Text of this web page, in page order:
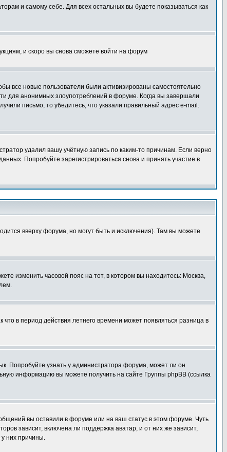
и самому себе. Для всех остальных вы будете показываться как
и скоро вы снова сможете войти на форум
все новые пользователи были активизированы самостоятельно
для анонимных злоупотреблений в форуме. Когда вы завершали
письмо, то убедитесь, что указали правильный адрес e-mail.
удалил вашу учётную запись по каким-то причинам. Если верно
Попробуйте зарегистрироваться снова и принять участие в
вверху форума, но могут быть и исключения). Там вы можете
изменить часовой пояс на тот, в котором вы находитесь: Москва,
в период действия летнего времени может появляться разница в
Попробуйте узнать у администратора форума, может ли он
информацию вы можете получить на сайте Группы phpBB (ссылка
вы оставили в форуме или на ваш статус в этом форуме. Чуть
зависит, включена ли поддержка аватар, и от них же зависит,
них причины.